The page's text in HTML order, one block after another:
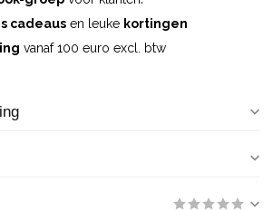
cadeaus en leuke kortingen
vanaf 100 euro excl. btw